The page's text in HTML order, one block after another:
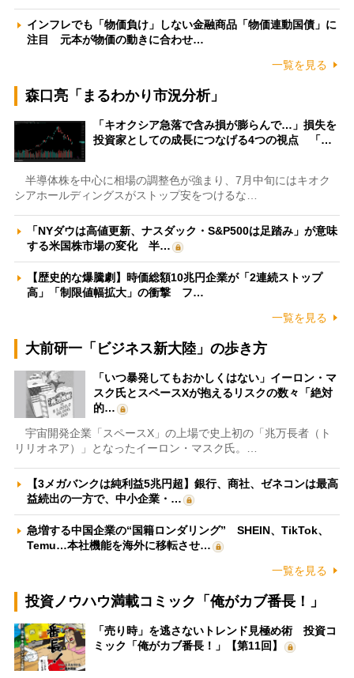
インフレでも「物価負け」しない金融商品「物価連動国債」に
注目 元本が物価の動きに合わせ…
一覧を見る
森口亮「まるわかり市況分析」
「キオクシア急落で含み損が膨らんで…」損失を
投資家としての成長につなげる4つの視点 「…
半導体株を中心に相場の調整色が強まり、7月中旬にはキオク
シアホールディングスがストップ安をつけるな…
「NYダウは高値更新、ナスダック・S&P500は足踏み」が意味
する米国株市場の変化 半…
【歴史的な爆騰劇】時価総額10兆円企業が「2連続ストップ
高」「制限値幅拡大」の衝撃 フ…
一覧を見る
大前研一「ビジネス新大陸」の歩き方
「いつ暴発してもおかしくはない」イーロン・マ
スク氏とスペースXが抱えるリスクの数々「絶対
的…
宇宙開発企業「スペースX」の上場で史上初の「兆万長者（ト
リリオネア）」となったイーロン・マスク氏。…
【3メガバンクは純利益5兆円超】銀行、商社、ゼネコンは最高
益続出の一方で、中小企業・…
急増する中国企業の“国籍ロンダリング” SHEIN、TikTok、
Temu…本社機能を海外に移転させ…
一覧を見る
投資ノウハウ満載コミック「俺がカブ番長！」
「売り時」を逃さないトレンド見極め術 投資コ
ミック「俺がカブ番長！」【第11回】